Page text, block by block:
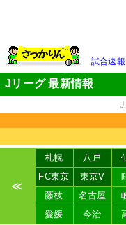
試合速報
Jリーグ 最新情報
≪
札幌 八戸
FC東京
東京V
藤枝
名古屋
愛媛
今治